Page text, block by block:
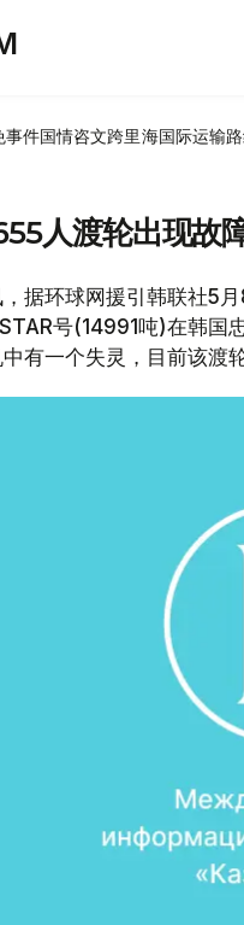
事件国情咨文跨里海国际运输
人渡轮出现故
据环球网援引韩联社5
号(14991吨)在韩国
有一个失灵，目前该渡